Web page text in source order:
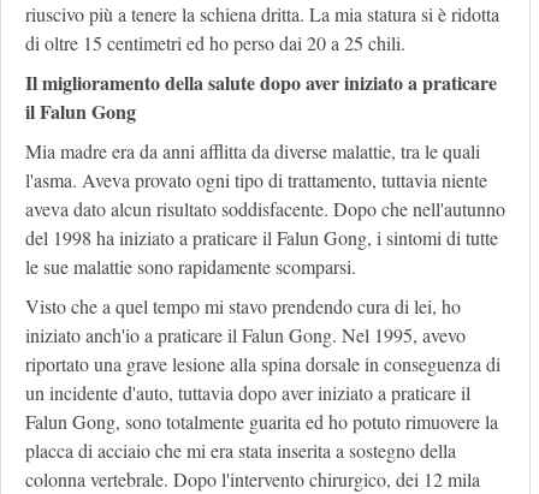
riuscivo più a tenere la schiena dritta. La mia statura si è ridotta
di oltre 15 centimetri ed ho perso dai 20 a 25 chili.
Il miglioramento della salute dopo aver iniziato a praticare
il Falun Gong
Mia madre era da anni afflitta da diverse malattie, tra le quali
l'asma. Aveva provato ogni tipo di trattamento, tuttavia niente
aveva dato alcun risultato soddisfacente. Dopo che nell'autunno
del 1998 ha iniziato a praticare il Falun Gong, i sintomi di tutte
le sue malattie sono rapidamente scomparsi.
Visto che a quel tempo mi stavo prendendo cura di lei, ho
iniziato anch'io a praticare il Falun Gong. Nel 1995, avevo
riportato una grave lesione alla spina dorsale in conseguenza di
un incidente d'auto, tuttavia dopo aver iniziato a praticare il
Falun Gong, sono totalmente guarita ed ho potuto rimuovere la
placca di acciaio che mi era stata inserita a sostegno della
colonna vertebrale. Dopo l'intervento chirurgico, dei 12 mila